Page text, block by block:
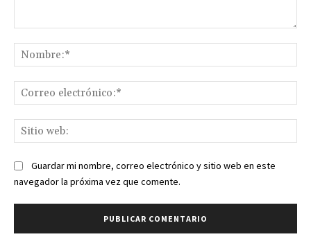
Guardar mi nombre, correo electrónico y sitio web en este
navegador la próxima vez que comente.